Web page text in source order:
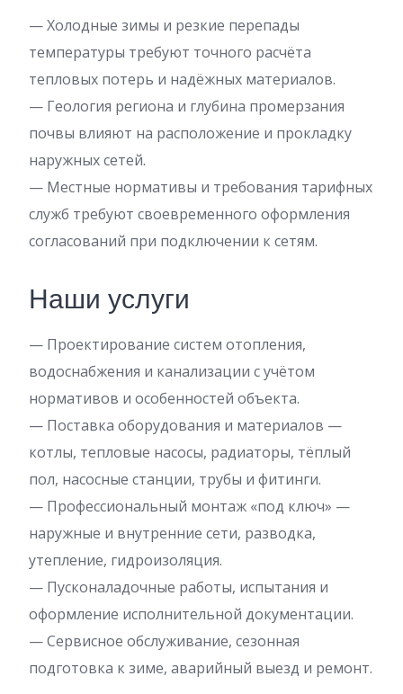
— Холодные зимы и резкие перепады
температуры требуют точного расчёта
тепловых потерь и надёжных материалов.
— Геология региона и глубина промерзания
почвы влияют на расположение и прокладку
наружных сетей.
— Местные нормативы и требования тарифных
служб требуют своевременного оформления
согласований при подключении к сетям.
Наши услуги
— Проектирование систем отопления,
водоснабжения и канализации с учётом
нормативов и особенностей объекта.
— Поставка оборудования и материалов —
котлы, тепловые насосы, радиаторы, тёплый
пол, насосные станции, трубы и фитинги.
— Профессиональный монтаж «под ключ» —
наружные и внутренние сети, разводка,
утепление, гидроизоляция.
— Пусконаладочные работы, испытания и
оформление исполнительной документации.
— Сервисное обслуживание, сезонная
подготовка к зиме, аварийный выезд и ремонт.